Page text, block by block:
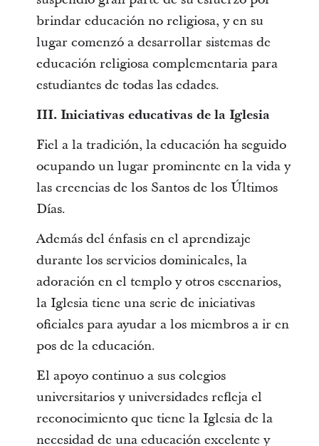
brindar educación no religiosa, y en su
lugar comenzó a desarrollar sistemas de
educación religiosa complementaria para
estudiantes de todas las edades.
III. Iniciativas educativas de la Iglesia
Fiel a la tradición, la educación ha seguido
ocupando un lugar prominente en la vida y
las creencias de los Santos de los Últimos
Días.
Además del énfasis en el aprendizaje
durante los servicios dominicales, la
adoración en el templo y otros escenarios,
la Iglesia tiene una serie de iniciativas
oficiales para ayudar a los miembros a ir en
pos de la educación.
El apoyo continuo a sus colegios
universitarios y universidades refleja el
reconocimiento que tiene la Iglesia de la
necesidad de una educación excelente y